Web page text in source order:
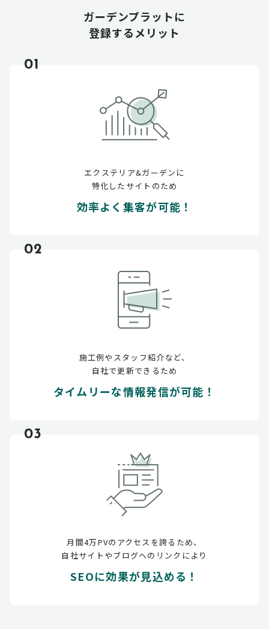
ガーデンプラットに
登録するメリット
01
エクステリア&ガーデンに
特化したサイトのため
効率よく集客が可能！
02
施工例やスタッフ紹介など、
自社で更新できるため
タイムリーな情報発信が可能！
03
月間4万PVのアクセスを誇るため、
自社サイトやブログへのリンクにより
SEOに効果が見込める！